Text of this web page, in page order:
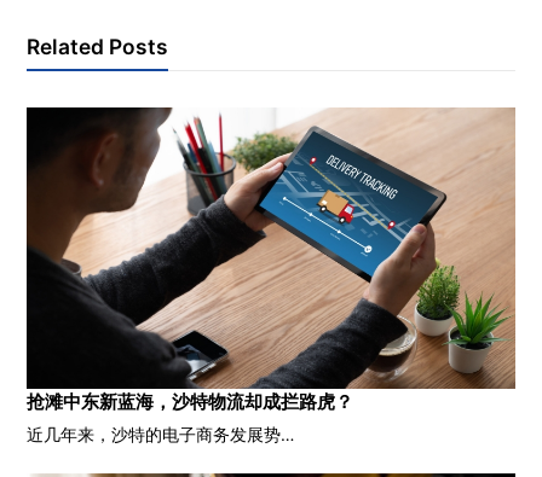
Related Posts
抢滩中东新蓝海，沙特物流却成拦路虎？
近几年来，沙特的电子商务发展势…